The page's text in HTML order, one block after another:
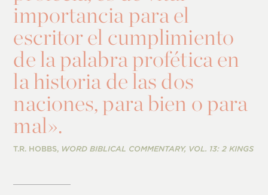
importancia para el
escritor el cumplimiento
de la palabra profética en
la historia de las dos
naciones, para bien o para
mal».
T.R. HOBBS, WORD BIBLICAL COMMENTARY, VOL. 13: 2 KINGS